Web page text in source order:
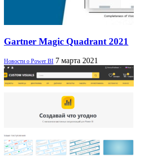
Gartner Magic Quadrant 2021
Новости о Power BI 7 марта 2021